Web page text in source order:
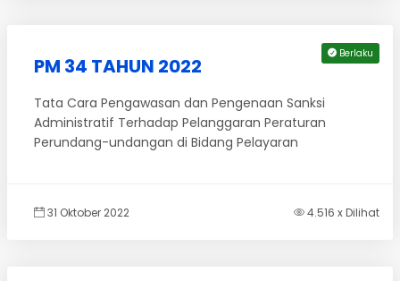
Berlaku
PM 34 TAHUN 2022
Tata Cara Pengawasan dan Pengenaan Sanksi
Administratif Terhadap Pelanggaran Peraturan
Perundang-undangan di Bidang Pelayaran
31 Oktober 2022 4.516 x Dilihat